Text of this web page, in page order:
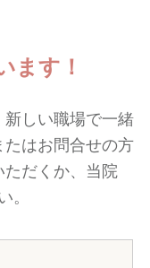
ます！
しい職場で一緒
はお問合せの方
ただくか、当院
。